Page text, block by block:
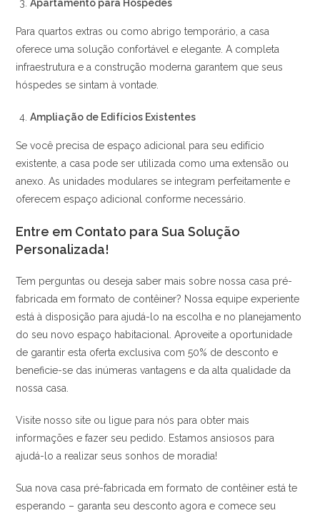
Apartamento para Hóspedes
Para quartos extras ou como abrigo temporário, a casa
oferece uma solução confortável e elegante. A completa
infraestrutura e a construção moderna garantem que seus
hóspedes se sintam à vontade.
Ampliação de Edifícios Existentes
Se você precisa de espaço adicional para seu edifício
existente, a casa pode ser utilizada como uma extensão ou
anexo. As unidades modulares se integram perfeitamente e
oferecem espaço adicional conforme necessário.
Entre em Contato para Sua Solução
Personalizada!
Tem perguntas ou deseja saber mais sobre nossa casa pré-
fabricada em formato de contêiner? Nossa equipe experiente
está à disposição para ajudá-lo na escolha e no planejamento
do seu novo espaço habitacional. Aproveite a oportunidade
de garantir esta oferta exclusiva com 50% de desconto e
beneficie-se das inúmeras vantagens e da alta qualidade da
nossa casa.
Visite nosso site ou ligue para nós para obter mais
informações e fazer seu pedido. Estamos ansiosos para
ajudá-lo a realizar seus sonhos de moradia!
Sua nova casa pré-fabricada em formato de contêiner está te
esperando – garanta seu desconto agora e comece seu